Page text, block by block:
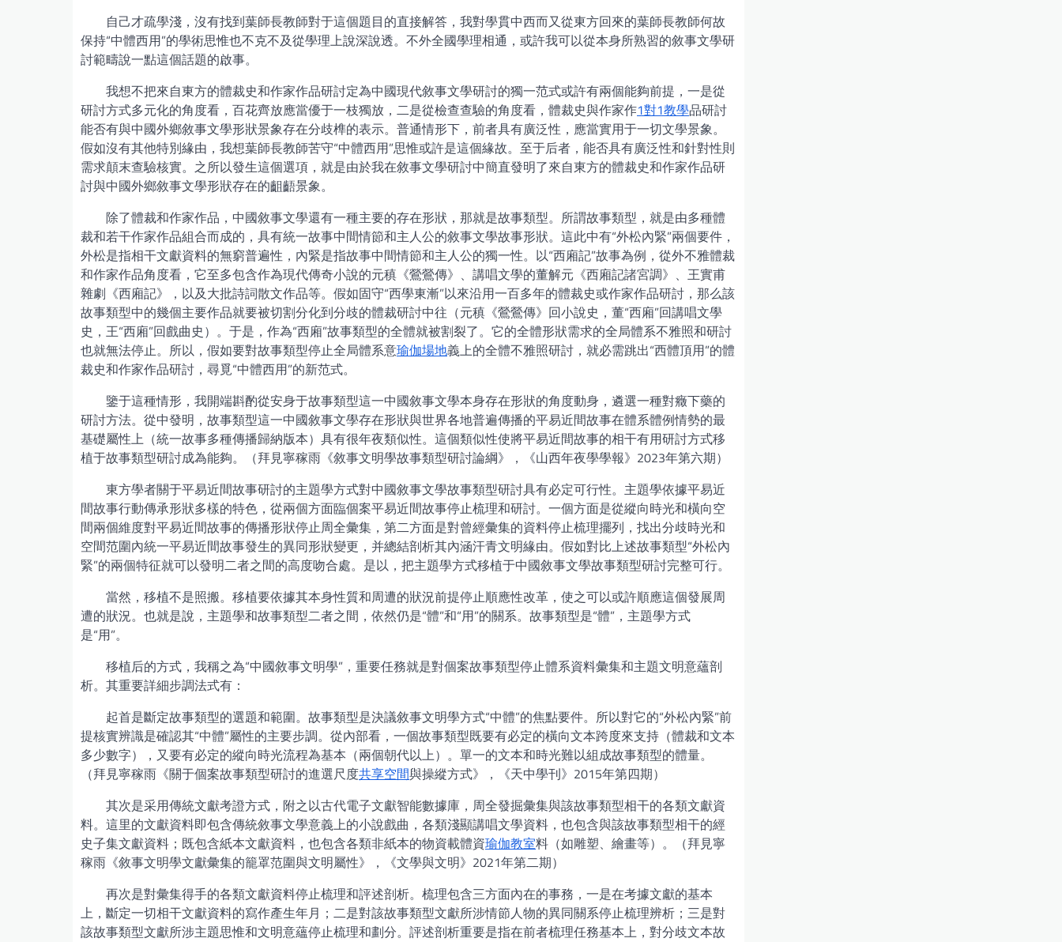
自己才疏學淺，沒有找到葉師長教師對于這個題目的直接解答，我對學貫中西而又從東方回來的葉師長教師何故
保持“中體西用”的學術思惟也不克不及從學理上說深說透。不外全國學理相通，或許我可以從本身所熟習的敘事文學研
討範疇說一點這個話題的啟事。
我想不把來自東方的體裁史和作家作品研討定為中國現代敘事文學研討的獨一范式或許有兩個能夠前提，一是從
研討方式多元化的角度看，百花齊放應當優于一枝獨放，二是從檢查查驗的角度看，體裁史與作家作1對1教學品研討
能否有與中國外鄉敘事文學形狀景象存在分歧榫的表示。普通情形下，前者具有廣泛性，應當實用于一切文學景象。
假如沒有其他特別緣由，我想葉師長教師苦守“中體西用”思惟或許是這個緣故。至于后者，能否具有廣泛性和針對性則
需求顛末查驗核實。之所以發生這個選項，就是由於我在敘事文學研討中簡直發明了來自東方的體裁史和作家作品研
討與中國外鄉敘事文學形狀存在的齟齬景象。
除了體裁和作家作品，中國敘事文學還有一種主要的存在形狀，那就是故事類型。所謂故事類型，就是由多種體
裁和若干作家作品組合而成的，具有統一故事中間情節和主人公的敘事文學故事形狀。這此中有“外松內緊”兩個要件，
外松是指相干文獻資料的無窮普遍性，內緊是指故事中間情節和主人公的獨一性。以“西廂記”故事為例，從外不雅體裁
和作家作品角度看，它至多包含作為現代傳奇小說的元稹《鶯鶯傳》、講唱文學的董解元《西廂記諸宮調》、王實甫
雜劇《西廂記》，以及大批詩詞散文作品等。假如固守“西學東漸”以來沿用一百多年的體裁史或作家作品研討，那么該
故事類型中的幾個主要作品就要被切割分化到分歧的體裁研討中往（元稹《鶯鶯傳》回小說史，董“西廂”回講唱文學
史，王“西廂”回戲曲史）。于是，作為“西廂”故事類型的全體就被割裂了。它的全體形狀需求的全局體系不雅照和研討
也就無法停止。所以，假如要對故事類型停止全局體系意瑜伽場地義上的全體不雅照研討，就必需跳出“西體頂用”的體
裁史和作家作品研討，尋覓“中體西用”的新范式。
鑒于這種情形，我開端斟酌從安身于故事類型這一中國敘事文學本身存在形狀的角度動身，遴選一種對癥下藥的
研討方法。從中發明，故事類型這一中國敘事文學存在形狀與世界各地普遍傳播的平易近間故事在體系體例情勢的最
基礎屬性上（統一故事多種傳播歸納版本）具有很年夜類似性。這個類似性使將平易近間故事的相干有用研討方式移
植于故事類型研討成為能夠。（拜見寧稼雨《敘事文明學故事類型研討論綱》，《山西年夜學學報》2023年第六期）
東方學者關于平易近間故事研討的主題學方式對中國敘事文學故事類型研討具有必定可行性。主題學依據平易近
間故事行動傳承形狀多樣的特色，從兩個方面臨個案平易近間故事停止梳理和研討。一個方面是從縱向時光和橫向空
間兩個維度對平易近間故事的傳播形狀停止周全彙集，第二方面是對曾經彙集的資料停止梳理擺列，找出分歧時光和
空間范圍內統一平易近間故事發生的異同形狀變更，并總結剖析其內涵汗青文明緣由。假如對比上述故事類型“外松內
緊”的兩個特征就可以發明二者之間的高度吻合處。是以，把主題學方式移植于中國敘事文學故事類型研討完整可行。
當然，移植不是照搬。移植要依據其本身性質和周遭的狀況前提停止順應性改革，使之可以或許順應這個發展周
遭的狀況。也就是說，主題學和故事類型二者之間，依然仍是“體”和“用”的關系。故事類型是“體”，主題學方式
是“用”。
移植后的方式，我稱之為“中國敘事文明學”，重要任務就是對個案故事類型停止體系資料彙集和主題文明意蘊剖
析。其重要詳細步調法式有：
起首是斷定故事類型的選題和範圍。故事類型是決議敘事文明學方式“中體”的焦點要件。所以對它的“外松內緊”前
提核實辨識是確認其“中體”屬性的主要步調。從內部看，一個故事類型既要有必定的橫向文本跨度來支持（體裁和文本
多少數字），又要有必定的縱向時光流程為基本（兩個朝代以上）。單一的文本和時光難以組成故事類型的體量。
（拜見寧稼雨《關于個案故事類型研討的進選尺度共享空間與操縱方式》，《天中學刊》2015年第四期）
其次是采用傳統文獻考證方式，附之以古代電子文獻智能數據庫，周全發掘彙集與該故事類型相干的各類文獻資
料。這里的文獻資料即包含傳統敘事文學意義上的小說戲曲，各類淺顯講唱文學資料，也包含與該故事類型相干的經
史子集文獻資料；既包含紙本文獻資料，也包含各類非紙本的物資載體資瑜伽教室料（如雕塑、繪畫等）。（拜見寧
稼雨《敘事文明學文獻彙集的籠罩范圍與文明屬性》，《文學與文明》2021年第二期）
再次是對彙集得手的各類文獻資料停止梳理和評述剖析。梳理包含三方面內在的事務，一是在考據文獻的基本
上，斷定一切相干文獻資料的寫作產生年月；二是對該故事類型文獻所涉情節人物的異同關系停止梳理辨析；三是對
該故事類型文獻所涉主題思惟和文明意蘊停止梳理和劃分。評述剖析重要是指在前者梳理任務基本上，對分歧文本故